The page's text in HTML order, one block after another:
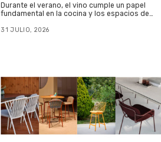
Durante el verano, el vino cumple un papel
fundamental en la cocina y los espacios de…
31 JULIO, 2026